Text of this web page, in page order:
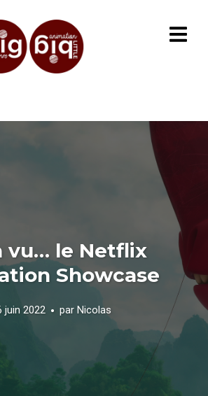
vu… le Netflix
Showcase
juin 2022 par Nicolas